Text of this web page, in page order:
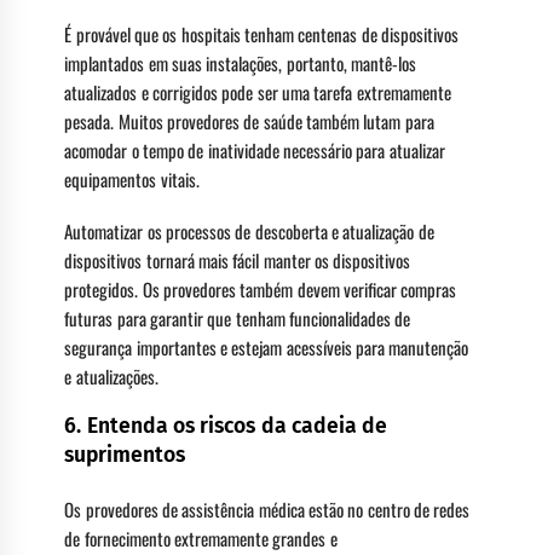
É provável que os hospitais tenham centenas de dispositivos
implantados em suas instalações, portanto, mantê-los
atualizados e corrigidos pode ser uma tarefa extremamente
pesada. Muitos provedores de saúde também lutam para
acomodar o tempo de inatividade necessário para atualizar
equipamentos vitais.
Automatizar os processos de descoberta e atualização de
dispositivos tornará mais fácil manter os dispositivos
protegidos. Os provedores também devem verificar compras
futuras para garantir que tenham funcionalidades de
segurança importantes e estejam acessíveis para manutenção
e atualizações.
6. Entenda os riscos da cadeia de
suprimentos
Os provedores de assistência médica estão no centro de redes
de fornecimento extremamente grandes e